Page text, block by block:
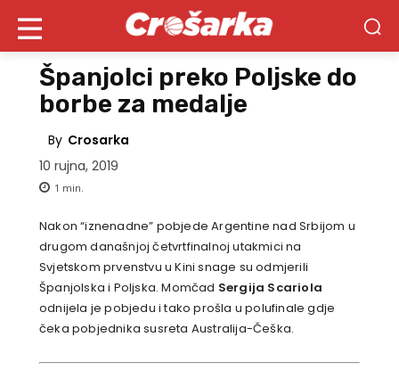
Španjolci preko Poljske do
borbe za medalje
By Crosarka
10 rujna, 2019
1 min.
Nakon “iznenadne” pobjede Argentine nad Srbijom u
drugom današnjoj četvrtfinalnoj utakmici na
Svjetskom prvenstvu u Kini snage su odmjerili
Španjolska i Poljska. Momčad Sergija Scariola
odnijela je pobjedu i tako prošla u polufinale gdje
čeka pobjednika susreta Australija-Češka.